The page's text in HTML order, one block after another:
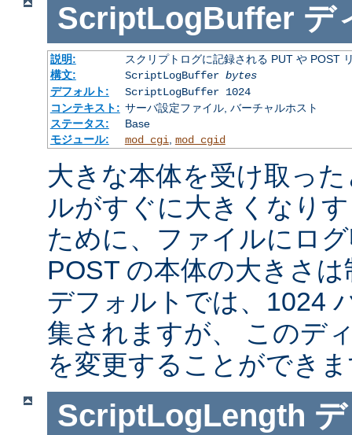
ScriptLogBuffer デ
説明:
スクリプトログに記録される PUT や POST
構文:
ScriptLogBuffer bytes
デフォルト:
ScriptLogBuffer 1024
コンテキスト: サーバ設定ファイル, バーチャルホスト
ステータス:
Base
モジュール:
mod_cgi mod_cgid
大きな本体を受け取っ
ルがすぐに大きくなり
ために、ファイルにロ
POST の本体の大きさ
デフォルトでは、1024
集されますが、 このデ
を変更することができ
ScriptLogLength